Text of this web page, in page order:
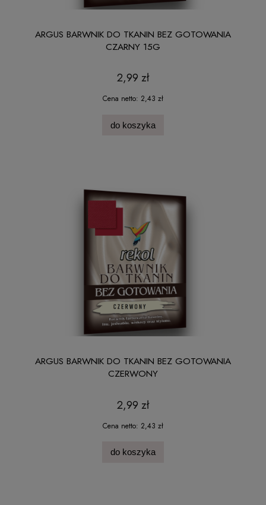
ARGUS BARWNIK DO TKANIN BEZ GOTOWANIA
CZARNY 15G
2,99 zł
Cena netto: 2,43 zł
do koszyka
ARGUS BARWNIK DO TKANIN BEZ GOTOWANIA
CZERWONY
2,99 zł
Cena netto: 2,43 zł
do koszyka